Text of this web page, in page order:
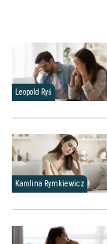
Leopold Ryś
Karolina Rymkiewicz